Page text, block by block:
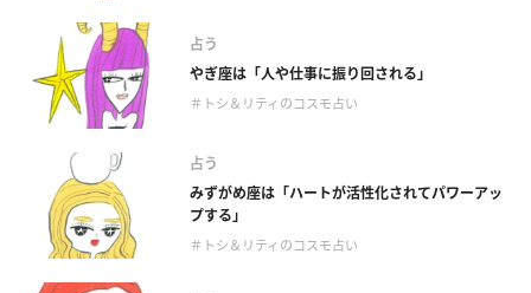
占う
やぎ座は「人や仕事に振り回される」
＃トシ＆リティのコスモ占い
占う
みずがめ座は「ハートが活性化されてパワーアッ
プする」
＃トシ＆リティのコスモ占い